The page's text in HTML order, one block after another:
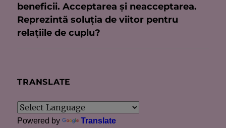
următor:
beneficii. Acceptarea și neacceptarea.
Reprezintă soluția de viitor pentru
relațiile de cuplu?
TRANSLATE
Powered by Translate